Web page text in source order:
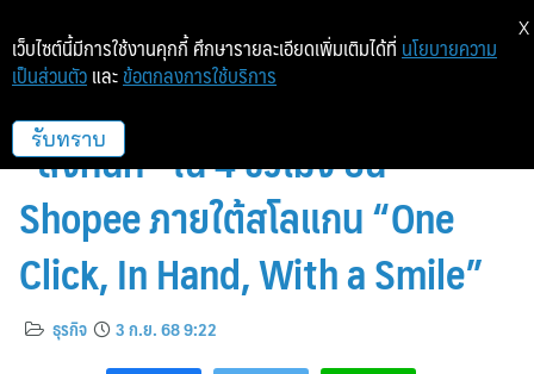
CHERILON เปิดประสบการณ์ใหม่
“ส่งทันที” ใน 4 ชั่วโมง บน
Shopee ภายใต้สโลแกน “One
Click, In Hand, With a Smile”
ธุรกิจ 3 ก.ย. 68 9:22
เว็บไซต์นี้มีการใช้งานคุกกี้ ศึกษารายละเอียดเพิ่มเติมได้ที่ นโยบายความ
เป็นส่วนตัว และ ข้อตกลงการใช้บริการ
รับทราบ
X